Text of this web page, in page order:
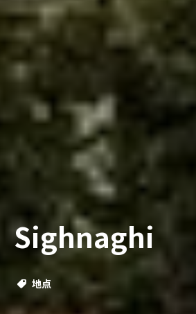
Sighnaghi
地点